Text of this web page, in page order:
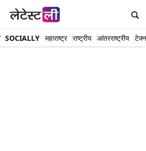
SOCIALLY महाराष्ट्र राष्ट्रीय आंतरराष्ट्रीय